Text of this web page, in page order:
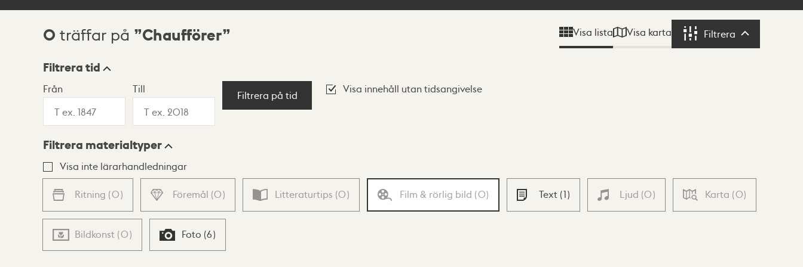
Sökresultat
0 träffar på Chaufförer Visa lista Visa karta Filtrera Filtrera
Visningsläge
Lista Karta
Filtrera tid
Från Till
Filtrera på tid
Visa innehåll utan tidsangivelse
Filtrera materialtyper
Visa inte lärarhandledningar
Ritning (0) Föremål (0) Litteraturtips (0) Film & rörlig bild (0) Text (1) Ljud (0) Karta (0)
Bildkonst (0) Foto (6)